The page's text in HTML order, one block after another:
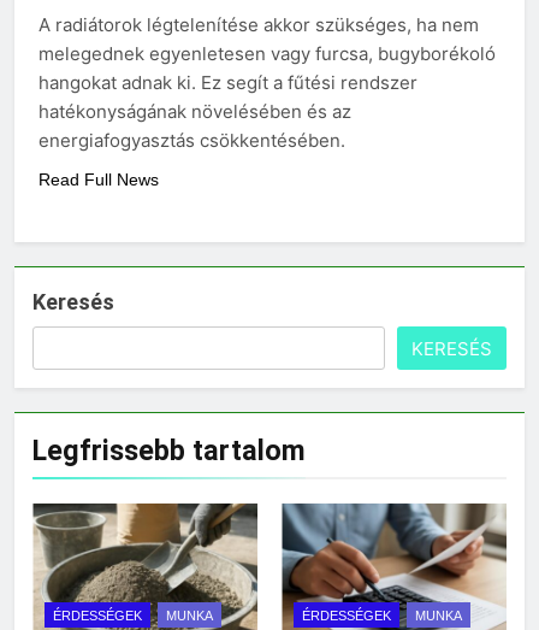
A radiátorok légtelenítése akkor szükséges, ha nem
melegednek egyenletesen vagy furcsa, bugyborékoló
hangokat adnak ki. Ez segít a fűtési rendszer
hatékonyságának növelésében és az
energiafogyasztás csökkentésében.
Read Full News
Keresés
KERESÉS
Legfrissebb tartalom
ÉRDESSÉGEK MUNKA ÉRDESSÉGEK MUNKA